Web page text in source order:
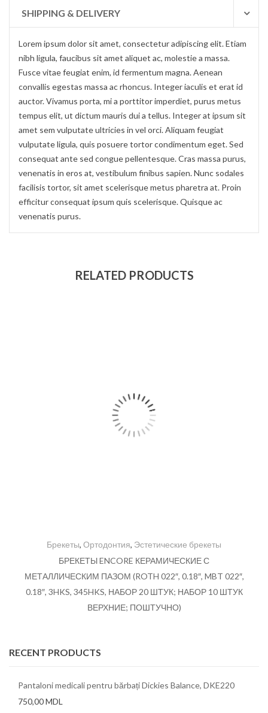
SHIPPING & DELIVERY
Lorem ipsum dolor sit amet, consectetur adipiscing elit. Etiam
nibh ligula, faucibus sit amet aliquet ac, molestie a massa.
Fusce vitae feugiat enim, id fermentum magna. Aenean
convallis egestas massa ac rhoncus. Integer iaculis et erat id
auctor. Vivamus porta, mi a porttitor imperdiet, purus metus
tempus elit, ut dictum mauris dui a tellus. Integer at ipsum sit
amet sem vulputate ultricies in vel orci. Aliquam feugiat
vulputate ligula, quis posuere tortor condimentum eget. Sed
consequat ante sed congue pellentesque. Cras massa purus,
venenatis in eros at, vestibulum finibus sapien. Nunc sodales
facilisis tortor, sit amet scelerisque metus pharetra at. Proin
efficitur consequat ipsum quis scelerisque. Quisque ac
venenatis purus.
RELATED PRODUCTS
Брекеты, Ортодонтия, Эстетические брекеты
БРЕКЕТЫ ENCORE КЕРАМИЧЕСКИЕ С
МЕТАЛЛИЧЕСКИМ ПАЗОМ (ROTH 022″, 0.18″, MBT 022″,
0.18″, 3HKS, 345HKS, НАБОР 20 ШТУК; НАБОР 10 ШТУК
ВЕРХНИЕ; ПОШТУЧНО)
RECENT PRODUCTS
Pantaloni medicali pentru bărbați Dickies Balance, DKE220
750,00MDL